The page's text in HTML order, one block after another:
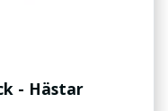
- Hästar